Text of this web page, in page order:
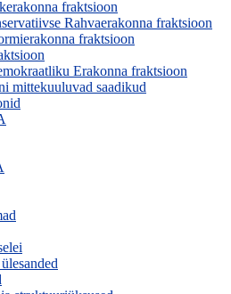
fraktsioon
Rahvaerakonna fraktsioon
fraktsioon
Erakonna fraktsioon
mittekuuluvad saadikud